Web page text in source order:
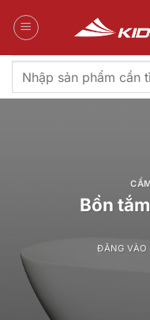
qua
Tìm
kiếm:
Bồn
ĐĂNG VÀO